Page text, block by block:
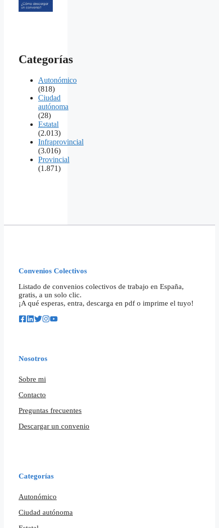
Categorías
Autonómico
(818)
Ciudad
autónoma
(28)
Estatal
(2.013)
Infraprovincial
(3.016)
Provincial
(1.871)
Convenios Colectivos
Listado de convenios colectivos de trabajo en España,
gratis, a un solo clic.
¡A qué esperas, entra, descarga en pdf o imprime el tuyo!
Nosotros
Sobre mi
Contacto
Preguntas frecuentes
Descargar un convenio
Categorías
Autonómico
Ciudad autónoma